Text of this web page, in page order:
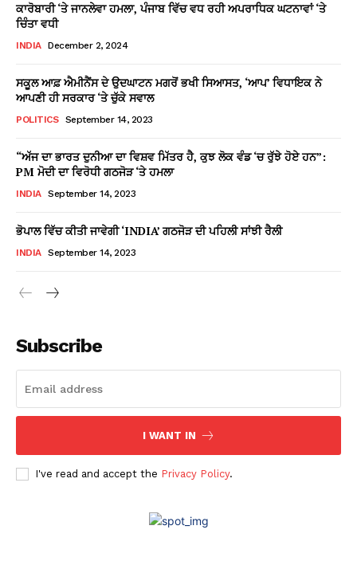
ਕਾਰੋਬਾਰੀ ‘ਤੇ ਜਾਨਲੇਵਾ ਹਮਲਾ, ਪੰਜਾਬ ਵਿੱਚ ਵਧ ਰਹੀ ਅਪਰਾਧਿਕ ਘਟਨਾਵਾਂ ‘ਤੇ
ਚਿੰਤਾ ਵਧੀ
INDIA December 2, 2024
ਸਕੂਲ ਆਫ਼ ਐਮੀਨੈਂਸ ਦੇ ਉਦਘਾਟਨ ਮਗਰੋਂ ਭਖੀ ਸਿਆਸਤ, ‘ਆਪ’ ਵਿਧਾਇਕ ਨੇ
ਆਪਣੀ ਹੀ ਸਰਕਾਰ ‘ਤੇ ਚੁੱਕੇ ਸਵਾਲ
POLITICS September 14, 2023
“ਅੱਜ ਦਾ ਭਾਰਤ ਦੁਨੀਆ ਦਾ ਵਿਸ਼ਵ ਮਿੱਤਰ ਹੈ, ਕੁਝ ਲੋਕ ਵੰਡ ‘ਚ ਰੁੱਝੇ ਹੋਏ ਹਨ”:
PM ਮੋਦੀ ਦਾ ਵਿਰੋਧੀ ਗਠਜੋੜ ‘ਤੇ ਹਮਲਾ
INDIA September 14, 2023
ਭੋਪਾਲ ਵਿੱਚ ਕੀਤੀ ਜਾਵੇਗੀ ‘INDIA’ ਗਠਜੋੜ ਦੀ ਪਹਿਲੀ ਸਾਂਝੀ ਰੈਲੀ
INDIA September 14, 2023
Subscribe
I WANT IN
I've read and accept the Privacy Policy.